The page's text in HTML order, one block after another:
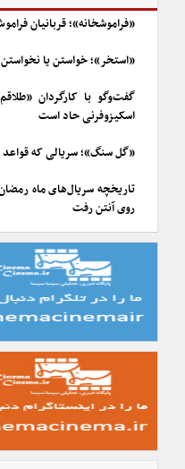
«فراموشخانه»؛ قربانیان
«استخر»؛ خواستن یا
گفت‌وگو با کارگردان
اسکیزوفرنی حاد است
«گل سنگ»؛ سریالی که قواعد
روی آنتن رفت